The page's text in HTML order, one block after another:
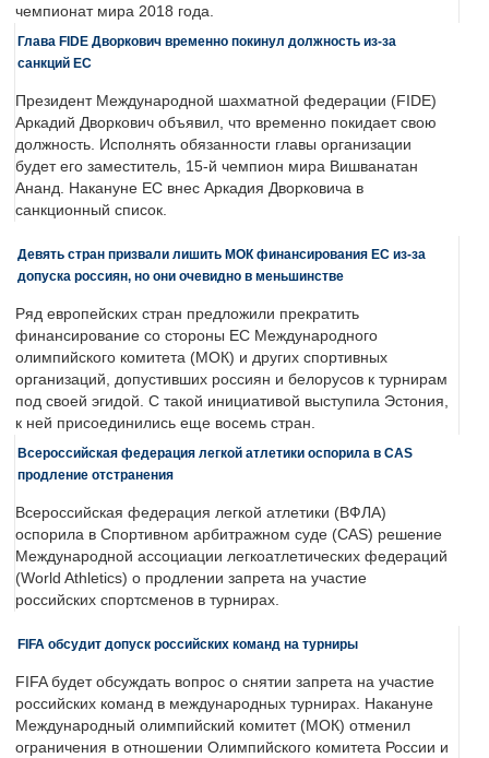
чемпионат мира 2018 года.
Глава FIDE Дворкович временно покинул должность из-за
санкций ЕС
Президент Международной шахматной федерации (FIDE)
Аркадий Дворкович объявил, что временно покидает свою
должность. Исполнять обязанности главы организации
будет его заместитель, 15-й чемпион мира Вишванатан
Ананд. Накануне ЕС внес Аркадия Дворковича в
санкционный список.
Девять стран призвали лишить МОК финансирования ЕС из-за
допуска россиян, но они очевидно в меньшинстве
Ряд европейских стран предложили прекратить
финансирование со стороны ЕС Международного
олимпийского комитета (МОК) и других спортивных
организаций, допустивших россиян и белорусов к турнирам
под своей эгидой. С такой инициативой выступила Эстония,
к ней присоединились еще восемь стран.
Всероссийская федерация легкой атлетики оспорила в CAS
продление отстранения
Всероссийская федерация легкой атлетики (ВФЛА)
оспорила в Спортивном арбитражном суде (CAS) решение
Международной ассоциации легкоатлетических федераций
(World Athletics) о продлении запрета на участие
российских спортсменов в турнирах.
FIFA обсудит допуск российских команд на турниры
FIFA будет обсуждать вопрос о снятии запрета на участие
российских команд в международных турнирах. Накануне
Международный олимпийский комитет (МОК) отменил
ограничения в отношении Олимпийского комитета России и